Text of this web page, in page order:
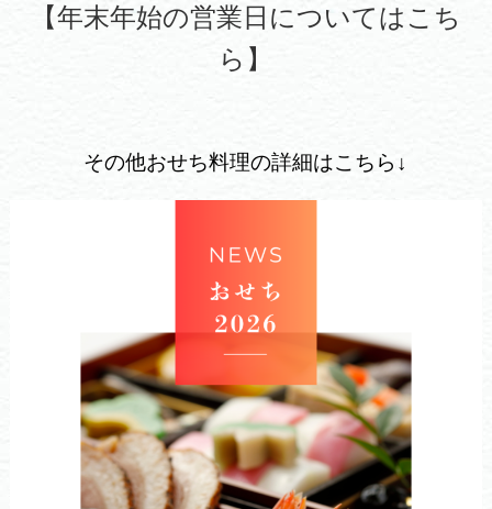
【年末年始の営業日についてはこち
ら】
その他おせち料理の詳細はこちら↓